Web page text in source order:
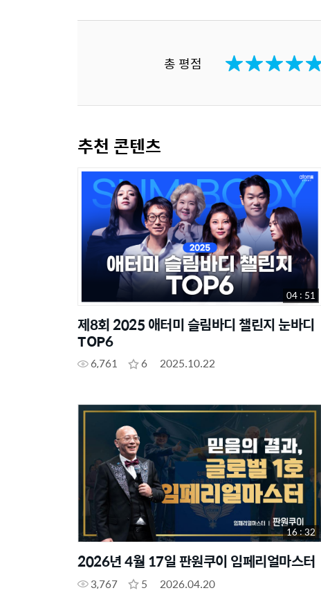
총 평점
추천 콘텐츠
제8회 2025 애터미 슬림바디 챌린지 눈바디
TOP6
6,761 6 2025.10.22
04 : 51
2026년 4월 17일 판원쿠이 임페리얼마스터
3,767 5 2026.04.20
16 : 32